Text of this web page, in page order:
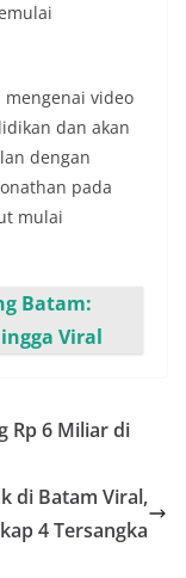
video
dan akan
dengan
pada
mulai
Batam:
Viral
Rp 6 Miliar di
di Batam Viral,
4 Tersangka